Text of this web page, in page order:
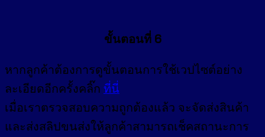
ขั้นตอนที่ 6
หากลูกค้าต้องการดูขั้นตอนการใช้เวปไซต์อย่าง
ละเอียดอีกครั้งคลิ๊ก ที่นี่
เมื่อเราตรวจสอบความถูกต้องแล้ว จะจัดส่งสินค้า
และส่งสลิปขนส่งให้ลูกค้าสามารถเช็คสถานะการ